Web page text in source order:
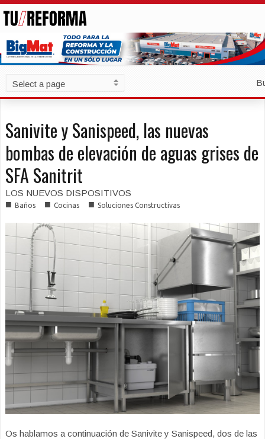
Sanivite y Sanispeed, las nuevas
bombas de elevación de aguas grises de
SFA Sanitrit
LOS NUEVOS DISPOSITIVOS
■ Baños ■ Cocinas ■ Soluciones Constructivas
Os hablamos a continuación de Sanivite y Sanispeed, dos de las